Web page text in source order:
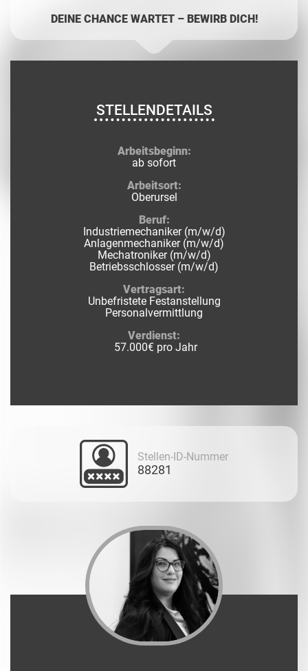
DEINE CHANCE WARTET – BEWIRB DICH!
STELLENDETAILS
Arbeitsbeginn:
ab sofort
Arbeitsort:
Oberursel
Beruf:
Industriemechaniker (m/w/d)
Anlagenmechaniker (m/w/d)
Mechatroniker (m/w/d)
Betriebsschlosser (m/w/d)
Vertragsart:
Unbefristete Festanstellung
Personalvermittlung
Verdienst:
57.000€ pro Jahr
Stellen-ID-Nummer
88281